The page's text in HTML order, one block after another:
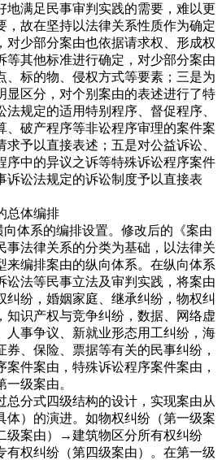
地满足民事审判实践的需要，难以更
，故在坚持以法律关系性质作为确定
对少部分案由也依据请求权、形成权
等其他标准进行确定，对少部分案由
、标的物、侵权方式等要素；三是为
显区分，对个别案由的表述进行了特
规定的适用特别程序、督促程序、
、破产程序等非讼程序审理的案件案
予以直接表述；五是对公益诉讼、
序中的异议之诉等特殊诉讼程序案件
诉讼法规定的诉讼制度予以直接表
体编排
体系的编排设置。修改后的《案由
事法律关系的分类为基础，以法律关
来编排案由的纵向体系。在纵向体系
讼法等民事立法及审判实践，将案由
纠纷，婚姻家庭、继承纠纷，物权纠
知识产权与竞争纠纷，数据、网络虚
人事争议、新就业形态用工纠纷，海
、保险、票据等有关的民事纠纷，
件案由，特殊诉讼程序案件案由，
级案由。
分式四级结构的设计，实现案由从
体）的演进。如物权纠纷（第一级案
级案由）→建筑物区分所有权纠纷
有权纠纷（第四级案由）。在第一级